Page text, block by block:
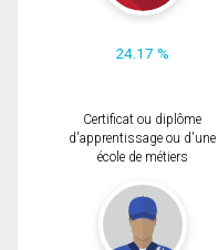
24.17 %
Certificat ou diplôme
d'apprentissage ou d'une
école de métiers